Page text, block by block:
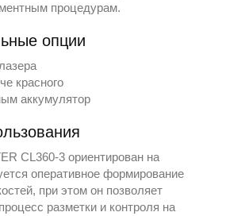
процедурам.
опции
красного
аккумулятор
CL360-3 ориентирован на
оперативное формирование
при этом он позволяет
разметки и контроля на